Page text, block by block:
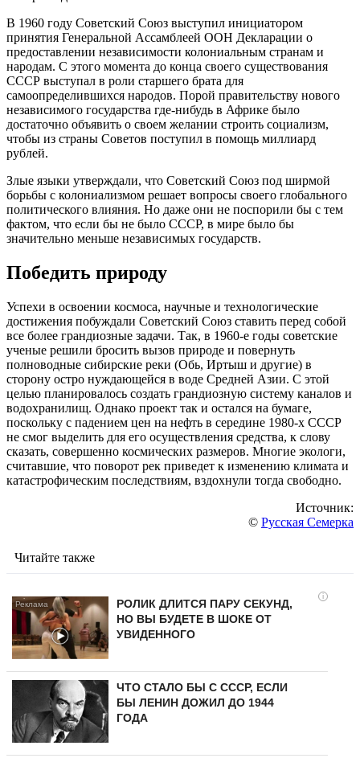
В 1960 году Советский Союз выступил инициатором
принятия Генеральной Ассамблеей ООН Декларации о
предоставлении независимости колониальным странам и
народам. С этого момента до конца своего существования
СССР выступал в роли старшего брата для
самоопределившихся народов. Порой правительству нового
независимого государства где-нибудь в Африке было
достаточно объявить о своем желании строить социализм,
чтобы из страны Советов поступил в помощь миллиард
рублей.
Злые языки утверждали, что Советский Союз под ширмой
борьбы с колониализмом решает вопросы своего глобального
политического влияния. Но даже они не поспорили бы с тем
фактом, что если бы не было СССР, в мире было бы
значительно меньше независимых государств.
Победить природу
Успехи в освоении космоса, научные и технологические
достижения побуждали Советский Союз ставить перед собой
все более грандиозные задачи. Так, в 1960-е годы советские
ученые решили бросить вызов природе и повернуть
полноводные сибирские реки (Обь, Иртыш и другие) в
сторону остро нуждающейся в воде Средней Азии. С этой
целью планировалось создать грандиозную систему каналов и
водохранилищ. Однако проект так и остался на бумаге,
поскольку с падением цен на нефть в середине 1980-х СССР
не смог выделить для его осуществления средства, к слову
сказать, совершенно космических размеров. Многие экологи,
считавшие, что поворот рек приведет к изменению климата и
катастрофическим последствиям, вздохнули тогда свободно.
Источник:
© Русская Семерка
Читайте также
i
РОЛИК ДЛИТСЯ ПАРУ СЕКУНД,
НО ВЫ БУДЕТЕ В ШОКЕ ОТ
УВИДЕННОГО
ЧТО СТАЛО БЫ С СССР, ЕСЛИ
БЫ ЛЕНИН ДОЖИЛ ДО 1944
ГОДА